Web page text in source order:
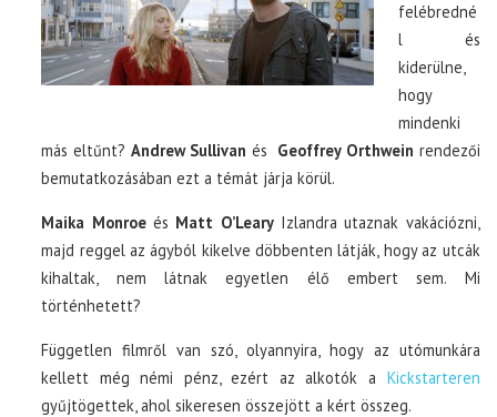
felébredné
l és
kiderülne,
hogy
mindenki
más eltűnt? Andrew Sullivan és Geoffrey Orthwein rendezői
bemutatkozásában ezt a témát járja körül.
Maika Monroeés Matt O’LearyIzlandra utaznak vakációzni,
majd reggel az ágyból kikelve döbbenten látják, hogy az utcák
kihaltak, nem látnak egyetlen élő embert sem. Mi
történhetett?
Független filmről van szó, olyannyira, hogy az utómunkára
kellett még némi pénz, ezért az alkotók a Kickstarteren
gyűjtögettek, ahol sikeresen összejött a kért összeg.